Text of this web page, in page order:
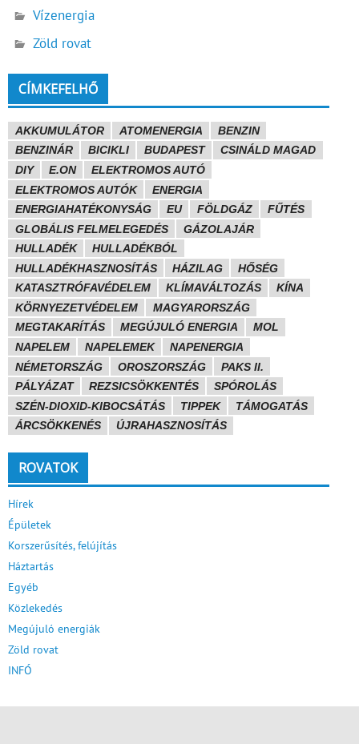
Vízenergia
Zöld rovat
CÍMKEFELHŐ
AKKUMULÁTOR ATOMENERGIA
BENZIN
BENZINÁR
BICIKLI BUDAPEST
CSINÁLD MAGAD
DIY
E.ON
ELEKTROMOS AUTÓ
ELEKTROMOS AUTÓK
ENERGIA
ENERGIAHATÉKONYSÁG
EU FÖLDGÁZ
FŰTÉS
GLOBÁLIS FELMELEGEDÉS
GÁZOLAJÁR
HULLADÉK
HULLADÉKBÓL
HULLADÉKHASZNOSÍTÁS
HÁZILAG
HŐSÉG
KATASZTRÓFAVÉDELEM
KLÍMAVÁLTOZÁS
KÍNA
KÖRNYEZETVÉDELEM
MAGYARORSZÁG
MEGTAKARÍTÁS
MEGÚJULÓ ENERGIA
MOL
NAPELEM
NAPELEMEK
NAPENERGIA
NÉMETORSZÁG
OROSZORSZÁG
PAKS II.
PÁLYÁZAT
REZSICSÖKKENTÉS
SPÓROLÁS
SZÉN-DIOXID-KIBOCSÁTÁS
TIPPEK
TÁMOGATÁS
ÁRCSÖKKENÉS
ÚJRAHASZNOSÍTÁS
ROVATOK
Hírek
Épületek
Korszerűsítés, felújítás
Háztartás
Egyéb
Közlekedés
Megújuló energiák
Zöld rovat
INFÓ